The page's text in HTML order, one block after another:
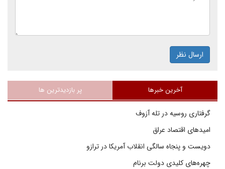
ارسال نظر
آخرین خبرها پر بازدیدترین ها
گرفتاری روسیه در تله آزوف
امیدهای اقتصاد عراق
دویست و پنجاه سالگی انقلاب آمریکا در ترازو
چهره‌های کلیدی دولت برنام